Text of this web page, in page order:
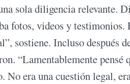
sola diligencia relevante.
fotos, videos y
sostiene. Incluso después
“Lamentablemente
No era una cuestión legal,